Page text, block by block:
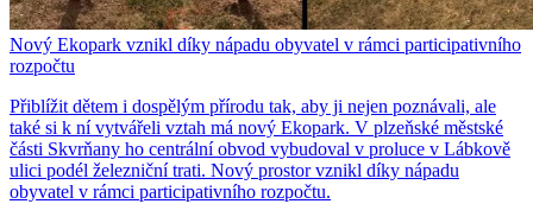
Nový Ekopark vznikl díky nápadu obyvatel v rámci participativního
rozpočtu
Přiblížit dětem i dospělým přírodu tak, aby ji nejen poznávali, ale
také si k ní vytvářeli vztah má nový Ekopark. V plzeňské městské
části Skvrňany ho centrální obvod vybudoval v proluce v Lábkově
ulici podél železniční trati. Nový prostor vznikl díky nápadu
obyvatel v rámci participativního rozpočtu.